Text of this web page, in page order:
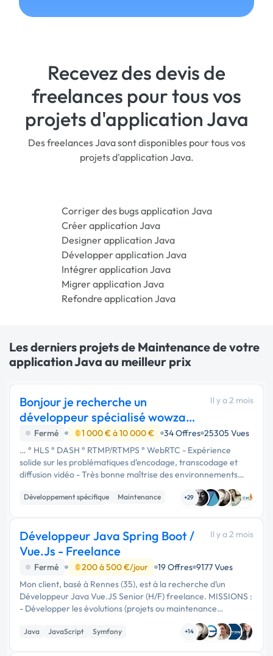
Recevez des devis de
freelances pour tous vos
projets d'application Java
Des freelances Java sont disponibles pour tous vos
projets d'application Java.
Corriger des bugs application Java
Créer application Java
Designer application Java
Développer application Java
Intégrer application Java
Migrer application Java
Refondre application Java
Les derniers projets de Maintenance de votre
application Java au meilleur prix
Bonjour je recherche un
développeur spécialisé wowza
Streaming Engine
Il y a 2 mois
Fermé 1 000 € à 10 000 € 34 Offres 25305 Vues
… ° HLS ° DASH ° RTMP/RTMPS ° WebRTC - Expérience
solide sur les problématiques d’encodage, transcodage et
diffusion vidéo - Très bonne maîtrise des environnements
serveurs - Connaissances en développement Java / API
Wowza appréciées - Capacité à …
Développement spécifique
Maintenance
+29
Développeur Java Spring Boot /
Vue.Js - Freelance
Il y a 2 mois
Fermé 200 à 500 €/jour 19 Offres 9177 Vues
Mon client, basé à Rennes (35), est à la recherche d’un
Développeur Java Vue.JS Senior (H/F) freelance. MISSIONS :
- Développer les évolutions (projets ou maintenance
évolutive) de la conception à la mise en production - Animer
l’équipe selon les …
Java JavaScript Symfony +14